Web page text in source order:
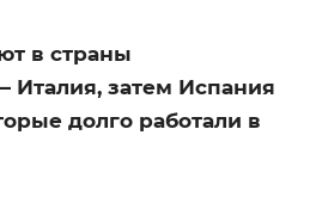
в страны
Италия, затем Испания
долго работали в